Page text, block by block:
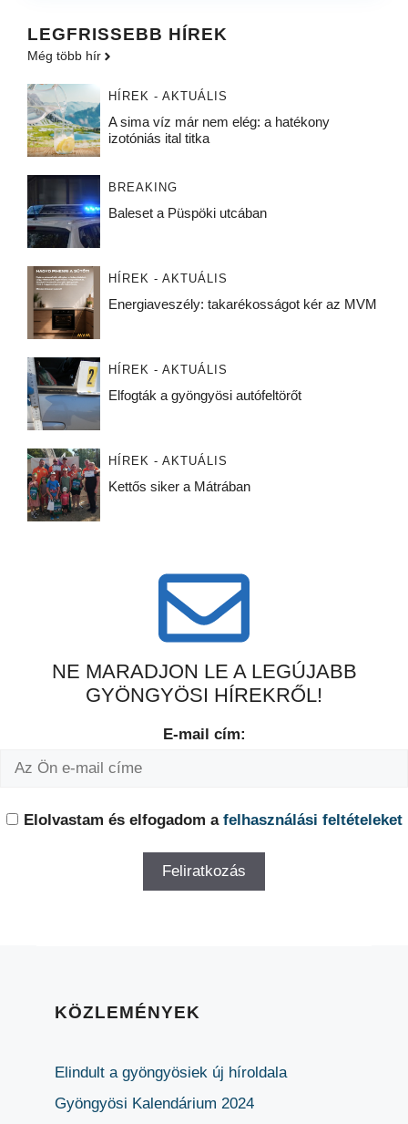
LEGFRISSEBB HÍREK
Még több hír
HÍREK - AKTUÁLIS
A sima víz már nem elég: a hatékony
izotóniás ital titka
BREAKING
Baleset a Püspöki utcában
HÍREK - AKTUÁLIS
Energiaveszély: takarékosságot kér az MVM
HÍREK - AKTUÁLIS
Elfogták a gyöngyösi autófeltörőt
HÍREK - AKTUÁLIS
Kettős siker a Mátrában
NE MARADJON LE A LEGÚJABB
GYÖNGYÖSI HÍREKRŐL!
E-mail cím:
Elolvastam és elfogadom a felhasználási feltételeket
KÖZLEMÉNYEK
Elindult a gyöngyösiek új híroldala
Gyöngyösi Kalendárium 2024